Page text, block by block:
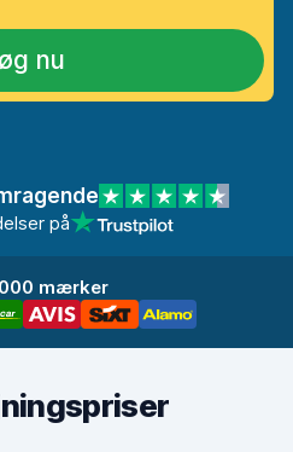
nu
på
mærker